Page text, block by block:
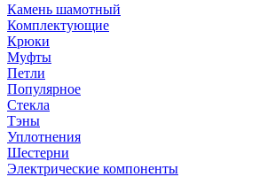
Камень шамотный
Комплектующие
Крюки
Муфты
Петли
Популярное
Стекла
Тэны
Уплотнения
Шестерни
Электрические компоненты